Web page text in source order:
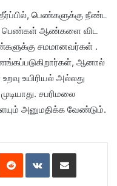
பெண்களுக்கு நீண்ட
பெண்கள் ஆண்களை விட
சமமானவர்கள் .
ஆனால்
உயிரியல் அல்லது
சபரிமலை
அனுமதிக்க வேண்டும்.
Reddit VKontakte